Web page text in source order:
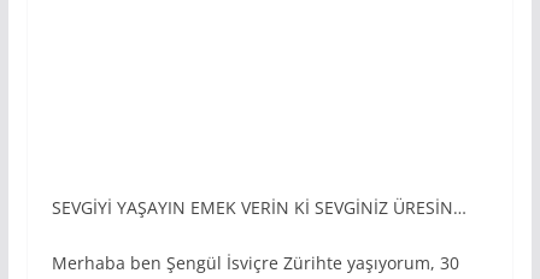
SEVGİYİ YAŞAYIN EMEK VERİN Kİ SEVGİNİZ ÜRESİN…
Merhaba ben Şengül İsviçre Zürihte yaşıyorum, 30